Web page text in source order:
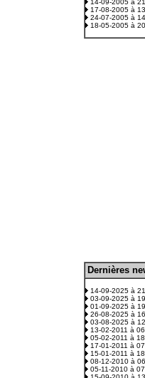
14-09-2005 à
17-08-2005 à
24-07-2005 à
18-05-2005 à
Dernières
14-09-2025 à
03-09-2025 à
01-09-2025 à
26-08-2025 à
03-08-2025 à
13-02-2011 à
05-02-2011 à
17-01-2011 à
15-01-2011 à
08-12-2010 à
05-11-2010 à